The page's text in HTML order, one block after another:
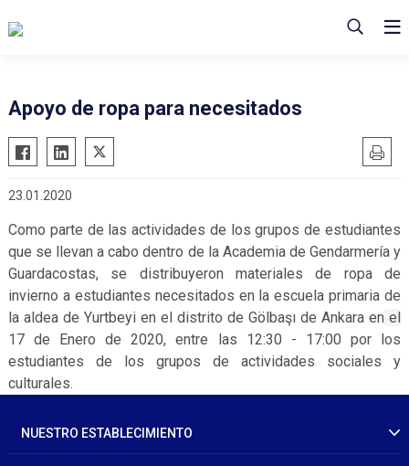
Apoyo de ropa para necesitados
23.01.2020
Como parte de las actividades de los grupos de estudiantes
que se llevan a cabo dentro de la Academia de Gendarmería y
Guardacostas, se distribuyeron materiales de ropa de
invierno a estudiantes necesitados en la escuela primaria de
la aldea de Yurtbeyi en el distrito de Gölbaşı de Ankara en el
17 de Enero de 2020, entre las 12:30 - 17:00 por los
estudiantes de los grupos de actividades sociales y
culturales.
NUESTRO ESTABLECIMIENTO